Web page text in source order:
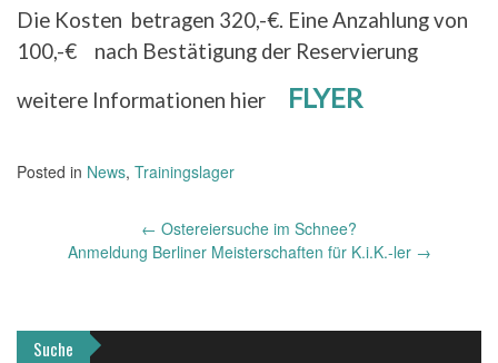
Die Kosten betragen 320,-€. Eine Anzahlung von
100,-€ nach Bestätigung der Reservierung
weitere Informationen hier FLYER
Posted in News, Trainingslager
navigation
← Ostereiersuche im Schnee?
Anmeldung Berliner Meisterschaften für K.i.K.-ler →
Suche